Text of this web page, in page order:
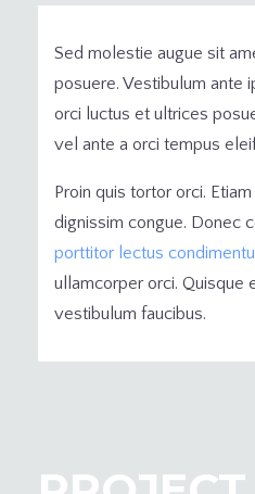
Sed molestie augue sit
posuere. Vestibulum ante
orci luctus et ultrices
vel ante a orci tempus
Proin quis tortor orci.
dignissim congue. Donec
porttitor lectus
ullamcorper orci. Quisque
vestibulum faucibus.